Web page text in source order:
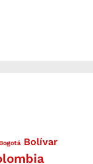
Bogotá Bolívar